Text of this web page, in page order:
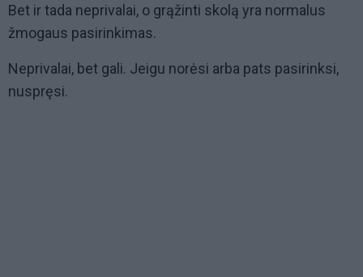
Bet ir tada neprivalai, o grąžinti skolą yra normalus
žmogaus pasirinkimas.
Neprivalai, bet gali. Jeigu norėsi arba pats pasirinksi,
nuspręsi.